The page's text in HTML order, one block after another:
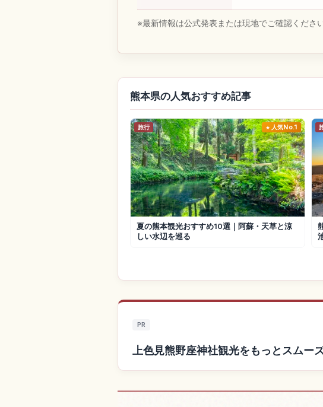
※最新情報は公式発表または現地でご確認ください
熊本県の人気おすすめ記事
旅行 人気No.1
夏の熊本観光おすすめ10選｜阿蘇・天草と涼
しい水辺を巡る
PR
上色見熊野座神社観光をもっとスムー